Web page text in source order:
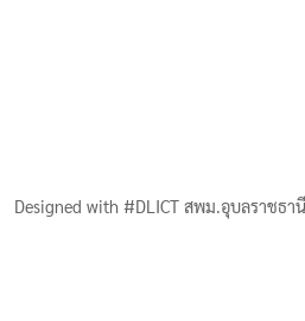
Designed with #DLICT สพม.อุบลราชธา